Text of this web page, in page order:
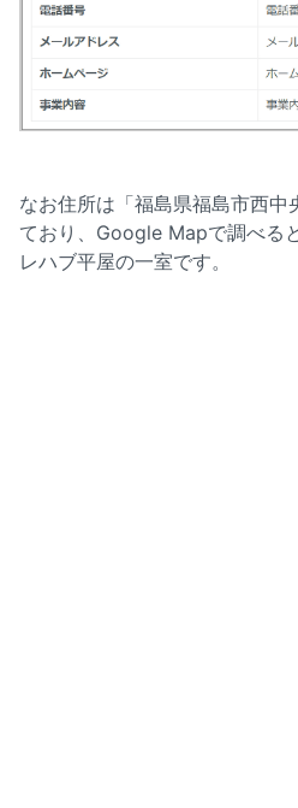
なお住所は「福島県福島市西
ており、Google Mapで調べる
レハブ平屋の一室です。